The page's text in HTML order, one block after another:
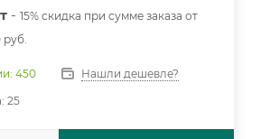
- 15% скидка при сумме заказа от
450
Нашли дешевле?
25